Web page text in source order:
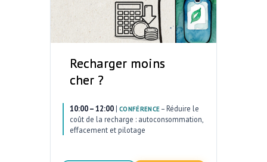
Recharger moins
cher ?
10:00 – 12:00 | CONFÉRENCE – Réduire le
coût de la recharge : autoconsommation,
effacement et pilotage